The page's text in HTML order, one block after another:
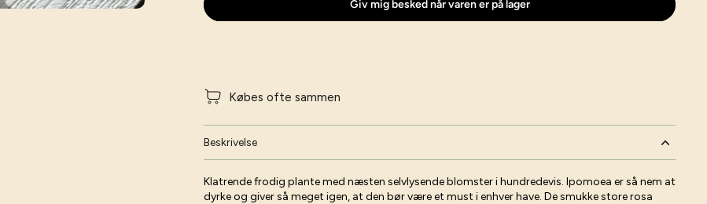
Giv mig besked når varen er på lager
Købes ofte sammen
Beskrivelse
Klatrende frodig plante med næsten selvlysende blomster i hundredevis. Ipomoea er så nem at
dyrke og giver så meget igen, at den bør være et must i enhver have. De smukke store rosa